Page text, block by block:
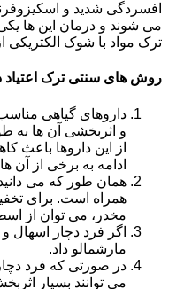
افسردگی شدید و
می شوند و درمان این ها
ترک مواد با شوک
روش های سنتی ترک اعتیاد
داروهای گیاهی مناسب
و اثربخشی آن ها
از این داروها باعث
ادامه به برخی از آن
همان طور که می
همراه است. برای
مخدر، می توان از
اگر فرد دچار اسهال
مارشمالو داد.
در صورتی که فرد
می توانند بسیار